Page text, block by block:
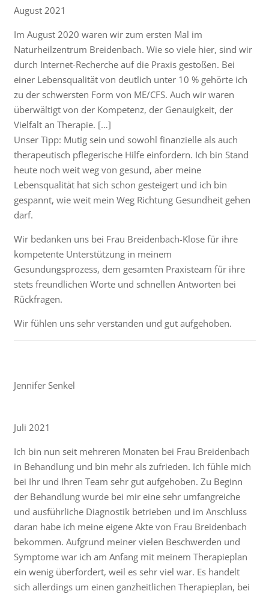
August 2021
Im August 2020 waren wir zum ersten Mal im
Naturheilzentrum Breidenbach. Wie so viele hier, sind wir
durch Internet-Recherche auf die Praxis gestoßen. Bei
einer Lebensqualität von deutlich unter 10 % gehörte ich
zu der schwersten Form von ME/CFS. Auch wir waren
überwältigt von der Kompetenz, der Genauigkeit, der
Vielfalt an Therapie. […]
Unser Tipp: Mutig sein und sowohl finanzielle als auch
therapeutisch pflegerische Hilfe einfordern. Ich bin Stand
heute noch weit weg von gesund, aber meine
Lebensqualität hat sich schon gesteigert und ich bin
gespannt, wie weit mein Weg Richtung Gesundheit gehen
darf.
Wir bedanken uns bei Frau Breidenbach-Klose für ihre
kompetente Unterstützung in meinem
Gesundungsprozess, dem gesamten Praxisteam für ihre
stets freundlichen Worte und schnellen Antworten bei
Rückfragen.
Wir fühlen uns sehr verstanden und gut aufgehoben.
Jennifer Senkel
Juli 2021
Ich bin nun seit mehreren Monaten bei Frau Breidenbach
in Behandlung und bin mehr als zufrieden. Ich fühle mich
bei Ihr und Ihren Team sehr gut aufgehoben. Zu Beginn
der Behandlung wurde bei mir eine sehr umfangreiche
und ausführliche Diagnostik betrieben und im Anschluss
daran habe ich meine eigene Akte von Frau Breidenbach
bekommen. Aufgrund meiner vielen Beschwerden und
Symptome war ich am Anfang mit meinem Therapieplan
ein wenig überfordert, weil es sehr viel war. Es handelt
sich allerdings um einen ganzheitlichen Therapieplan, bei